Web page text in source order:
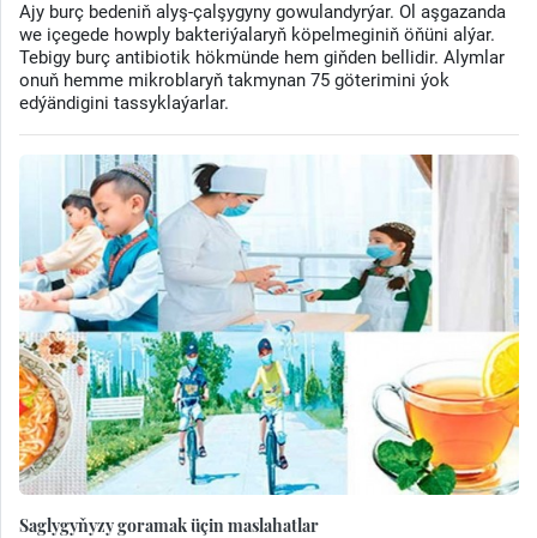
Ajy burç bedeniň alyş-çalşygyny gowulandyrýar. Ol aşgazanda
we içegede howply bakteriýalaryň köpelmeginiň öňüni alýar.
Tebigy burç antibiotik hökmünde hem giňden bellidir. Alymlar
onuň hemme mikroblaryň takmynan 75 göterimini ýok
edýändigini tassyklaýarlar.
Saglygyňyzy goramak üçin maslahatlar